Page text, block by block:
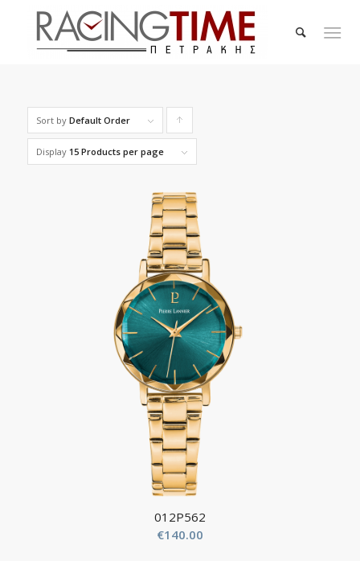
Sort by Default Order
products
ascending
Display 15 Products per page
012P562
€140.00